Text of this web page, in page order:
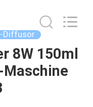
Diffusor
8W 150ml